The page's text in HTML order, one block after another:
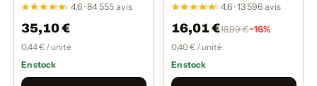
écologique 4,6 · 84 555 avis
35,10 €
0,44 € / unité
En stock
écologique, pour accessoires
informatiques, Smart Home,
lampes de poche, Ma...
4,6 · 13 596 avis
16,01 €18,99 €−16%
0,40 € / unité
En stock